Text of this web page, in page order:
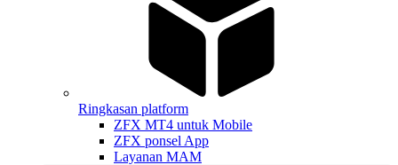
Ringkasan platform
ZFX MT4 untuk Mobile
ZFX ponsel App
Layanan MAM